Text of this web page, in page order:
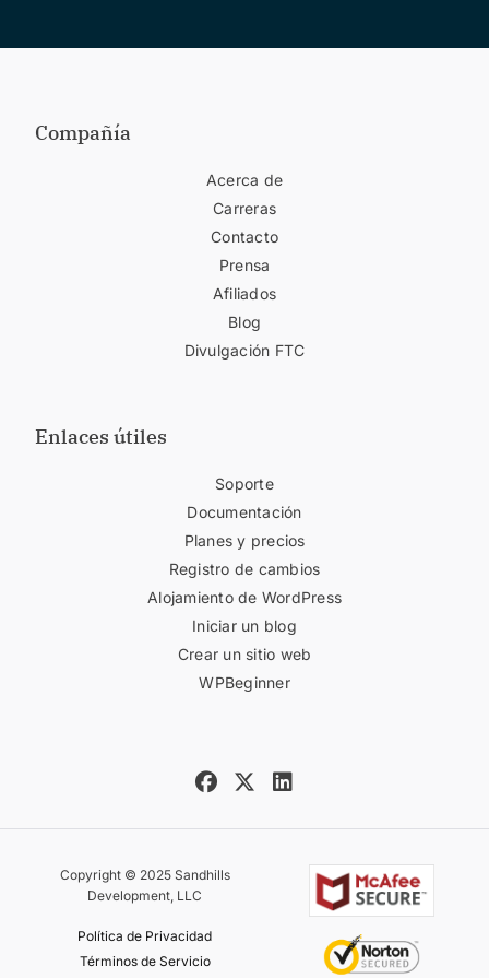
Compañía
Acerca de
Carreras
Contacto
Prensa
Afiliados
Blog
Divulgación FTC
Enlaces útiles
Soporte
Documentación
Planes y precios
Registro de cambios
Alojamiento de WordPress
Iniciar un blog
Crear un sitio web
WPBeginner
Copyright © 2025 Sandhills
Development, LLC
Política de Privacidad
Términos de Servicio